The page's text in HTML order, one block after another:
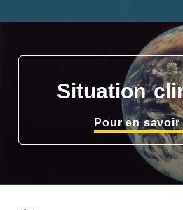
Situation
Pour en savoir